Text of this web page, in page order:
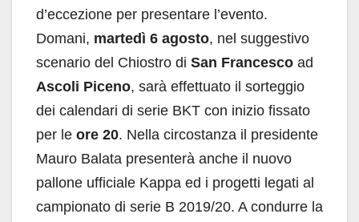
d’eccezione per presentare l’evento.
Domani, martedì 6 agosto, nel suggestivo
scenario del Chiostro di San Francesco ad
Ascoli Piceno, sarà effettuato il sorteggio
dei calendari di serie BKT con inizio fissato
per le ore 20. Nella circostanza il presidente
Mauro Balata presenterà anche il nuovo
pallone ufficiale Kappa ed i progetti legati al
campionato di serie B 2019/20. A condurre la